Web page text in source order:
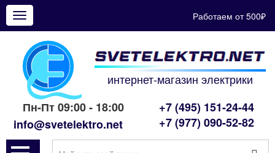
Показать
меню
Работаем от 500₽
интернет-магазин электрики
Пн-Пт 09:00 - 18:00
info@svetelektro.net
+7 (495) 151-24-44
+7 (977) 090-52-82